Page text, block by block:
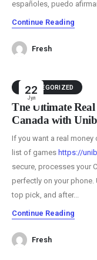
españoles, puedo
Continue Reading
Fresh
22
Јул
UNCATEGORIZED
The Ultimate
Canada with
If you want a real money
list of games https://
secure, processes your
perfectly on your phone.
top pick, and after...
Continue Reading
Fresh